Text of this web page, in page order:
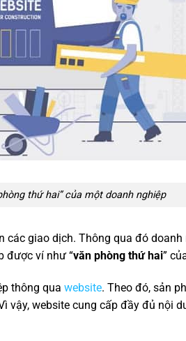
thứ hai” của một doanh nghiệp
giao dịch. Thông qua đó
được ví như “văn phòng thứ hai”
thông qua website. Theo đó, sản
vậy, website cung cấp đầy đủ nội